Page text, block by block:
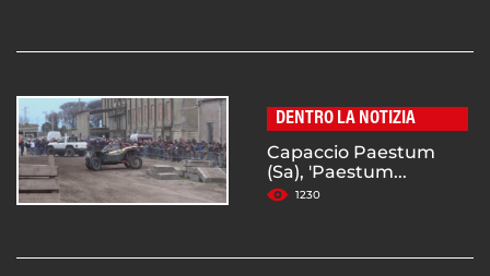
DENTRO LA NOTIZIA
Capaccio Paestum
(Sa), 'Paestum...
1230